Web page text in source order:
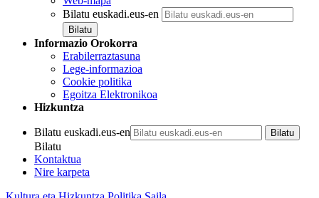
Bilatu euskadi.eus-en
Informazio Orokorra
Erabilerraztasuna
Lege-informazioa
Cookie politika
Egoitza Elektronikoa
Hizkuntza
Bilatu euskadi.eus-en
Bilatu
Kontaktua
Nire karpeta